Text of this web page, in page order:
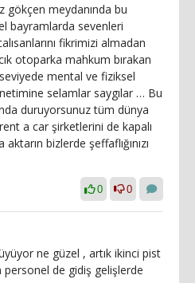
gökçen meydanında bu
bayramlarda sevenleri
fikrimizi almadan
otoparka mahkum bırakan
mental ve fiziksel
selamlar saygılar … Bu
duruyorsunuz tüm dünya
a car şirketlerini de kapalı
bizlerde şeffaflığınızı
0 0
ne güzel , artık ikinci pist
personel de gidiş gelişlerde